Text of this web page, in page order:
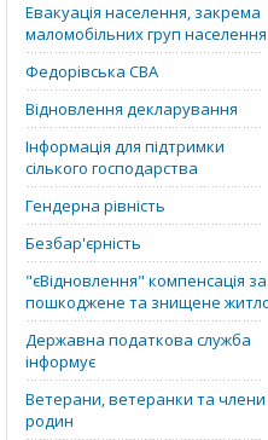
Евакуація населення, закрема
маломобільних груп населення
Федорівська СВА
Відновлення декларування
Інформація для підтримки
сілького господарства
Гендерна рівність
Безбар'єрність
"єВідновлення" компенсація за
пошкоджене та знищене
Державна податкова служба
інформує
Ветерани, ветеранки та члени
родин